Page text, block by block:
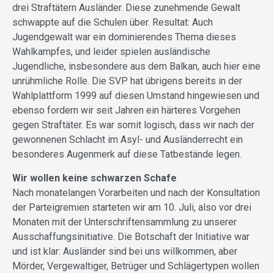
drei Straftätern Ausländer. Diese zunehmende Gewalt
schwappte auf die Schulen über. Resultat: Auch
Jugendgewalt war ein dominierendes Thema dieses
Wahlkampfes, und leider spielen ausländische
Jugendliche, insbesondere aus dem Balkan, auch hier eine
unrühmliche Rolle. Die SVP hat übrigens bereits in der
Wahlplattform 1999 auf diesen Umstand hingewiesen und
ebenso fordern wir seit Jahren ein härteres Vorgehen
gegen Straftäter. Es war somit logisch, dass wir nach der
gewonnenen Schlacht im Asyl- und Ausländerrecht ein
besonderes Augenmerk auf diese Tatbestände legen.
Wir wollen keine schwarzen Schafe
Nach monatelangen Vorarbeiten und nach der Konsultation
der Parteigremien starteten wir am 10. Juli, also vor drei
Monaten mit der Unterschriftensammlung zu unserer
Ausschaffungsinitiative. Die Botschaft der Initiative war
und ist klar: Ausländer sind bei uns willkommen, aber
Mörder, Vergewaltiger, Betrüger und Schlägertypen wollen